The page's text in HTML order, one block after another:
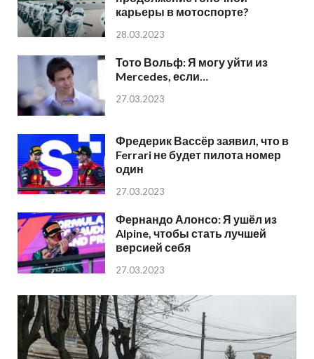
карьеры в мотоспорте?
28.03.2023
Тото Вольф: Я могу уйти из
Mercedes, если…
27.03.2023
Фредерик Вассёр заявил, что в
Ferrari не будет пилота номер
один
27.03.2023
Фернандо Алонсо: Я ушёл из
Alpine, чтобы стать лучшей
версией себя
27.03.2023